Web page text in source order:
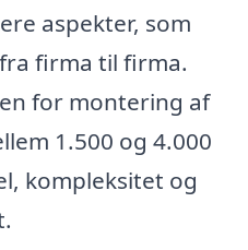
aspekter, som
firma til firma.
for montering af
1.500 og 4.000
kompleksitet og